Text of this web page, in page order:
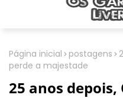
Página inicial postagens
perde a majestade
25 anos depois,